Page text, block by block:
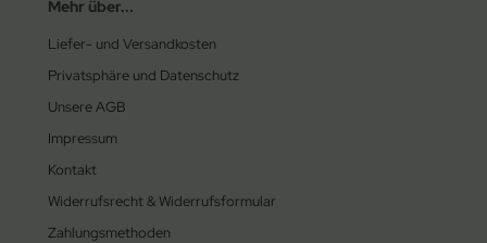
Mehr über...
Liefer- und Versandkosten
Privatsphäre und Datenschutz
Unsere AGB
Impressum
Kontakt
Widerrufsrecht & Widerrufsformular
Zahlungsmethoden